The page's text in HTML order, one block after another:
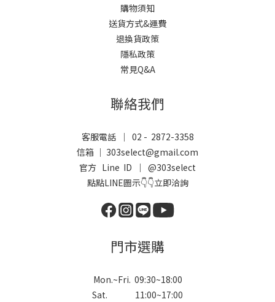
購物須知
送貨方式&運費
退換貨政策
隱私政策
常見Q&A
聯絡我們
客服電話 ｜ 02 - 2872-3358
信箱 ｜ 303select@gmail.com
官方 Line ID ｜ @303select
點點LINE圖示👇👇立即洽詢
門市選購
Mon.~Fri. 09:30~18:00
Sat. 11:00~17:00